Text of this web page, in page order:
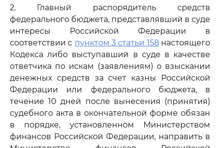
2. Главный распорядитель средств
федерального бюджета, представлявший в суде
интересы Российской Федерации в
соответствии с пунктом 3 статьи 158настоящего
Кодекса либо выступавший в суде в качестве
ответчика по искам (заявлениям) о взыскании
денежных средств за счет казны Российской
Федерации или федерального бюджета, в
течение 10 дней после вынесения (принятия)
судебного акта в окончательной форме обязан
в порядке, установленном Министерством
финансов Российской Федерации, направить в